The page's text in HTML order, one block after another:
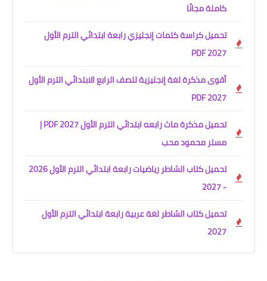
كاملة مجانًا
تحميل كراسة كلمات إنجليزي رابعة ابتدائي الترم الأول
2027 PDF
أقوى مذكرة لغة إنجليزية للصف الرابع الابتدائي الترم الأول
2027 PDF
تحميل مذكرة ماث رابعه ابتدائي الترم الأول 2027 PDF |
مستر محمود محب
تحميل كتاب الشاطر رياضيات رابعة ابتدائي الترم الأول 2026
- 2027
تحميل كتاب الشاطر لغة عربية رابعة ابتدائي الترم الأول
2027